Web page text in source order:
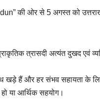
की ओर से 5 अगस्त को
त्रासदी अत्यंत दुखद
हैं और हर संभव सहायता के लिए
या आर्थिक सहयोग।